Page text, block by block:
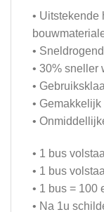
• Uitstekende
• Sneldrogend
• 30% sneller
•
•
•
• 1 bus
• 1 bus
• 1 bus = 100
• Na 1u